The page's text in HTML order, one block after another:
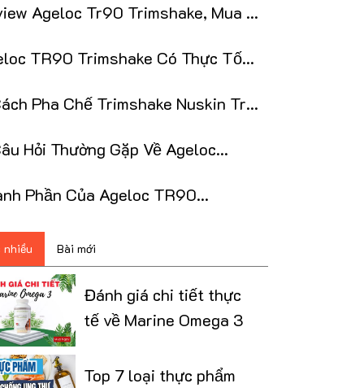
Ageloc Tr90 Trimshake, Mua Ở
TR90 Trimshake Có Thực Tốt
Pha Chế Trimshake Nuskin Trở
Hỏi Thường Gặp Về Ageloc
Phần Của Ageloc TR90
Bài mới
Đánh giá chi tiết thực
tế về Marine Omega 3
Top 7 loại thực phẩm